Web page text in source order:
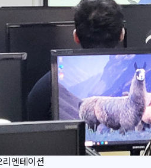
엔테이션